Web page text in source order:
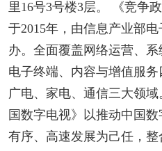
里16号3号楼3层。 《竞争
于2015年，由信息产业部
办。全面覆盖网络运营、
电子终端、内容与增值服
广电、家电、通信三大领
国数字电视》以推动中国数
有序、高速发展为己任，